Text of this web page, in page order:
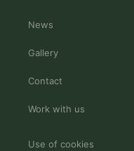
News
Gallery
Contact
Work with us
Use of cookies